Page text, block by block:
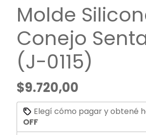
Molde
Conejo
(J-0115)
$9.720,00
Elegí cómo pagar y obtené
OFF